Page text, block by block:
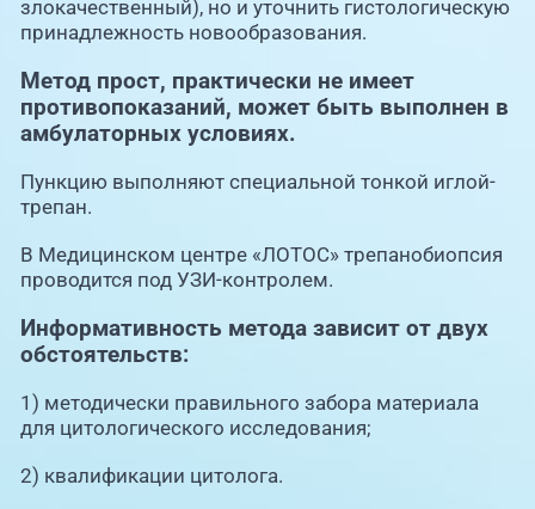
злокачественный), но и уточнить гистологическую
принадлежность новообразования.
Метод прост, практически не имеет
противопоказаний, может быть выполнен в
амбулаторных условиях.
Пункцию выполняют специальной тонкой иглой-
трепан.
В Медицинском центре «ЛОТОС» трепанобиопсия
проводится под УЗИ-контролем.
Информативность метода зависит от двух
обстоятельств:
1) методически правильного забора материала
для цитологического исследования;
2) квалификации цитолога.